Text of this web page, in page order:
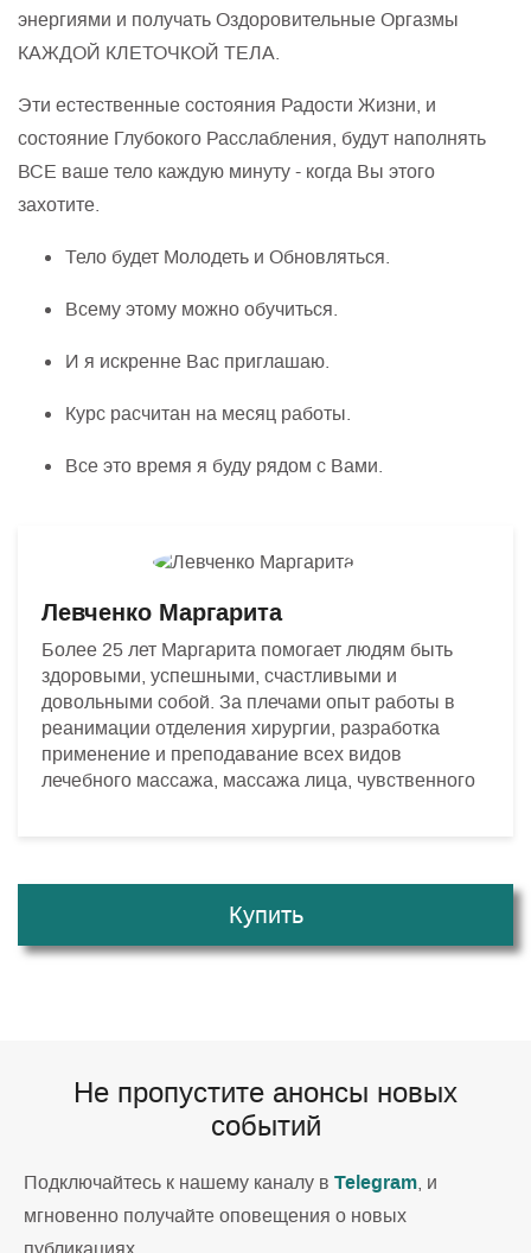
энергиями и получать Оздоровительные Оргазмы
КАЖДОЙ КЛЕТОЧКОЙ ТЕЛА.
Эти естественные состояния Радости Жизни, и
состояние Глубокого Расслабления, будут наполнять
ВСЕ ваше тело каждую минуту - когда Вы этого
захотите.
Тело будет Молодеть и Обновляться.
Всему этому можно обучиться.
И я искренне Вас приглашаю.
Курс расчитан на месяц работы.
Все это время я буду рядом с Вами.
Левченко Маргарита
Более 25 лет Маргарита помогает людям быть
здоровыми, успешными, счастливыми и
довольными собой. За плечами опыт работы в
реанимации отделения хирургии, разработка
применение и преподавание всех видов
лечебного массажа, массажа лица, чувственного
Купить
Не пропустите анонсы новых
событий
Подключайтесь к нашему каналу в Telegram, и
мгновенно получайте оповещения о новых